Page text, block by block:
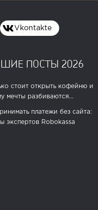
Vkontakte
ПОСТЫ 2026
стоит открыть кофейню и
мечты разбиваются...
платежи без сайта:
экспертов Robokassa